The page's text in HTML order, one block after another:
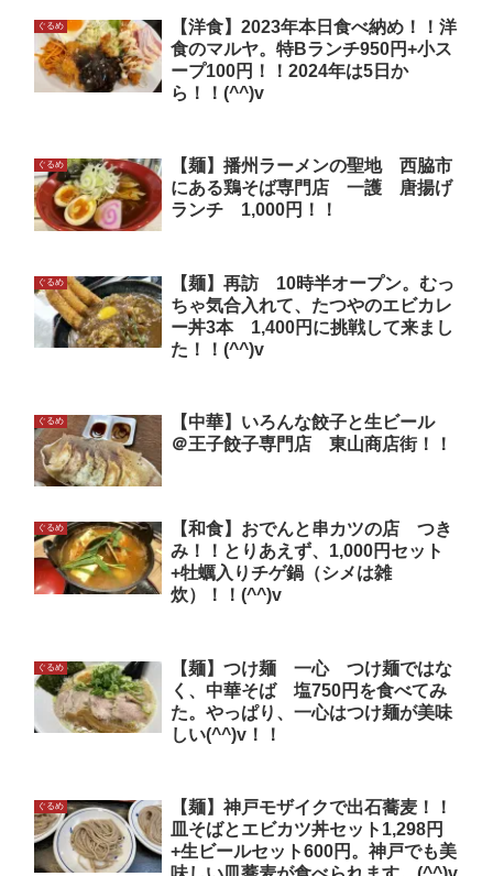
ぐるめ
【洋食】2023年本日食べ納め！！洋
食のマルヤ。特Bランチ950円+小ス
ープ100円！！2024年は5日か
ら！！(^^)v
ぐるめ
【麺】播州ラーメンの聖地 西脇市
にある鶏そば専門店 一護 唐揚げ
ランチ 1,000円！！
ぐるめ
【麺】再訪 10時半オープン。むっ
ちゃ気合入れて、たつやのエビカレ
ー丼3本 1,400円に挑戦して来まし
た！！(^^)v
ぐるめ
【中華】いろんな餃子と生ビール
＠王子餃子専門店 東山商店街！！
ぐるめ
【和食】おでんと串カツの店 つき
み！！とりあえず、1,000円セット
+牡蠣入りチゲ鍋（シメは雑
炊）！！(^^)v
ぐるめ
【麺】つけ麺 一心 つけ麺ではな
く、中華そば 塩750円を食べてみ
た。やっぱり、一心はつけ麺が美味
しい(^^)v！！
ぐるめ
【麺】神戸モザイクで出石蕎麦！！
皿そばとエビカツ丼セット1,298円
+生ビールセット600円。神戸でも美